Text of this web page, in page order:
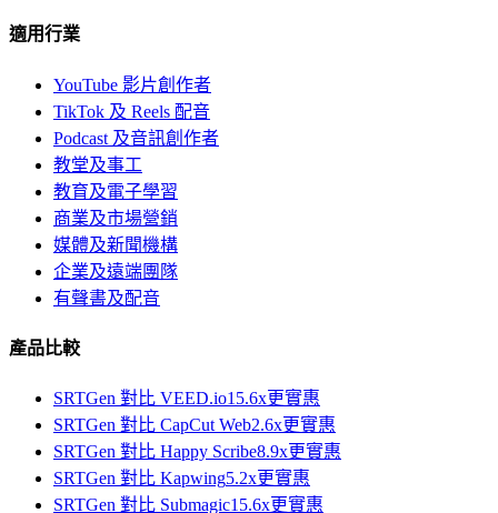
適用行業
YouTube 影片創作者
TikTok 及 Reels 配音
Podcast 及音訊創作者
教堂及事工
教育及電子學習
商業及市場營銷
媒體及新聞機構
企業及遠端團隊
有聲書及配音
產品比較
SRTGen 對比 VEED.io15.6x更實惠
SRTGen 對比 CapCut Web2.6x更實惠
SRTGen 對比 Happy Scribe8.9x更實惠
SRTGen 對比 Kapwing5.2x更實惠
SRTGen 對比 Submagic15.6x更實惠